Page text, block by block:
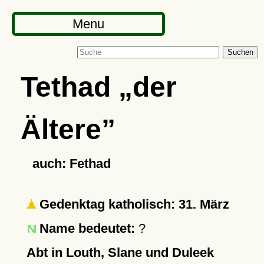
Menu
Suchen
Tethad
der
Ältere
auch: Fethad
Gedenktag katholisch: 31. März
Name bedeutet: ?
Abt in Louth, Slane und Duleek